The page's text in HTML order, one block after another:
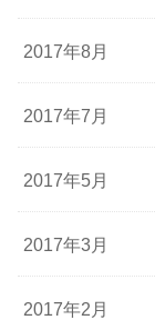
2017年8月
2017年7月
2017年5月
2017年3月
2017年2月